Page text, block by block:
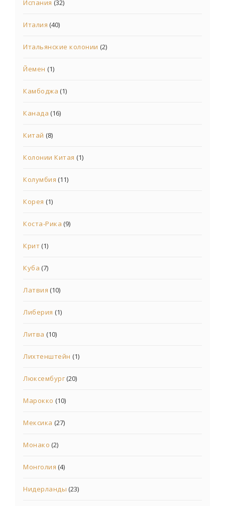
Испания (32)
Италия (40)
Итальянские колонии (2)
Йемен (1)
Камбоджа (1)
Канада (16)
Китай (8)
Колонии Китая (1)
Колумбия (11)
Корея (1)
Коста-Рика (9)
Крит(1)
Куба (7)
Латвия (10)
Либерия (1)
Литва (10)
Лихтенштейн (1)
Люксембург(20)
Марокко (10)
Мексика (27)
Монако (2)
Монголия (4)
Нидерланды (23)